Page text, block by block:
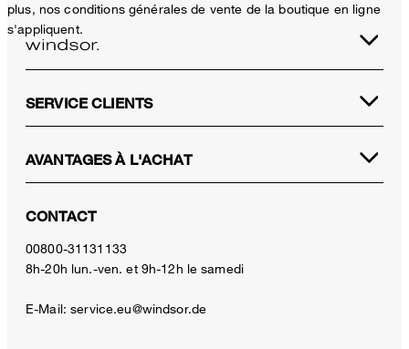
plus, nos conditions générales de vente de la boutique en ligne
s'appliquent.
SERVICE CLIENTS
AVANTAGES À L'ACHAT
CONTACT
00800-31131133
8h-20h lun.-ven. et 9h-12h le samedi
E-Mail:service.eu@windsor.de